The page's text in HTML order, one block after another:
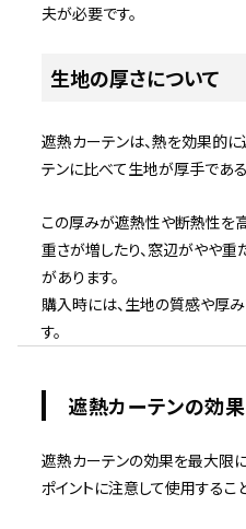
夫が必要です。
生地の厚さについて
遮熱カーテンは、熱を効果的
テンに比べて生地が厚手である
この厚みが遮熱性や断熱性を
重さが増したり、窓辺がやや
があります。
購入時には、生地の質感や厚
す。
遮熱カーテンの効
遮熱カーテンの効果を最大限
ポイントに注意して使用するこ